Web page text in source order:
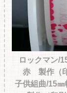
ロックマン/
赤 製作（
子供組曲/15